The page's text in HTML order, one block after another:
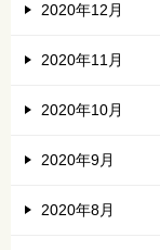
2020年12月
2020年11月
2020年10月
2020年9月
2020年8月